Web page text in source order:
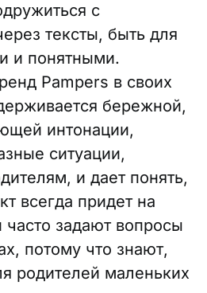
с
тексты, быть для
и понятными.
Pampers в своих
бережной,
интонации,
ситуации,
и дает понять,
всегда придет на
задают вопросы
потому что знают,
родителей маленьких